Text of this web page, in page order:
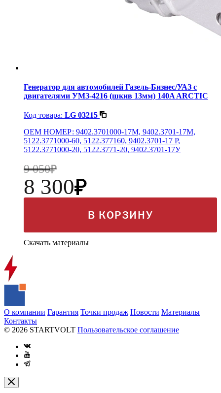
Генератор для автомобилей Газель-Бизнес/УАЗ с
двигателями УМЗ-4216 (шкив 13мм) 140A ARCTIC
Код товара: LG 03215
OEM НОМЕР: 9402.3701000-17М, 9402.3701-17М,
5122.3771000-60, 5122.377160, 9402.3701-17 Р,
5122.3771000-20, 5122.3771-20, 9402.3701-17У
9 050
8 300
В КОРЗИНУ
Скачать материалы
О компании Гарантия Точки продаж Новости Материалы
Контакты
© 2026 STARTVOLT Пользовательское соглашение